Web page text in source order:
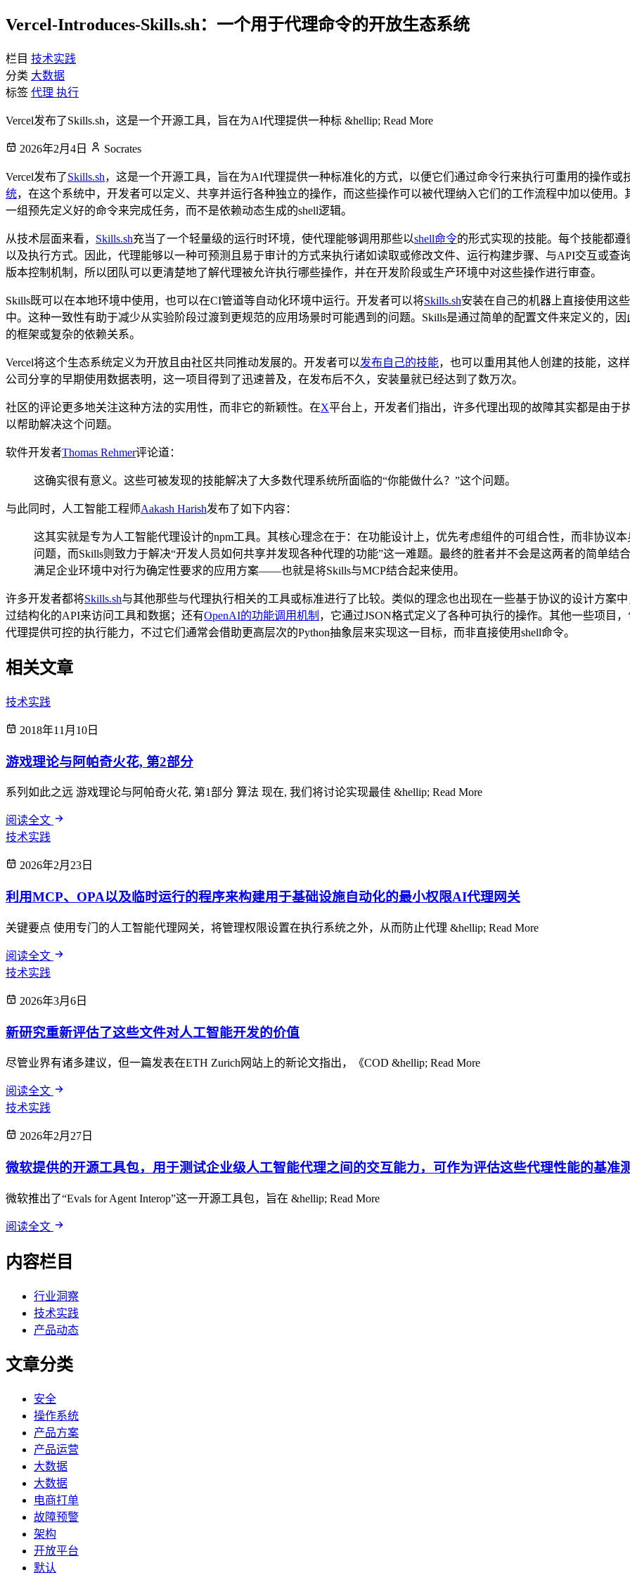
Vercel-Introduces-Skills.sh：一个用于代理命令的开放生态系统
栏目 技术实践
分类 大数据
标签 代理 执行
Vercel发布了Skills.sh，这是一个开源工具，旨在为AI代理提供一种标 &hellip; Read More
2026年2月4日 Socrates
Vercel发布了Skills.sh，这是一个开源工具，旨在为AI代理提供一种标准化的方式，以便它们通过命令行来执行可重用的操作或
统，在这个系统中，开发者可以定义、共享并运行各种独立的操作，而这些操作可以被代理纳入它们的工作流程中加以使用
一组预先定义好的命令来完成任务，而不是依赖动态生成的shell逻辑。
从技术层面来看， Skills.sh充当了一个轻量级的运行时环境，使代理能够调用那些以shell命令的形式实现的技能。每个技能都
以及执行方式。因此，代理能够以一种可预测且易于审计的方式来执行诸如读取或修改文件、运行构建步骤、与API交互或查
版本控制机制，所以团队可以更清楚地了解代理被允许执行哪些操作，并在开发阶段或生产环境中对这些操作进行审查。
Skills既可以在本地环境中使用，也可以在CI管道等自动化环境中运行。开发者可以将Skills.sh安装在自己的机器上直接使用这
中。这种一致性有助于减少从实验阶段过渡到更规范的应用场景时可能遇到的问题。Skills是通过简单的配置文件来定义的，
的框架或复杂的依赖关系。
Vercel将这个生态系统定义为开放且由社区共同推动发展的。开发者可以发布自己的技能，也可以重用其他人创建的技能，这
公司分享的早期使用数据表明，这一项目得到了迅速普及，在发布后不久，安装量就已经达到了数万次。
社区的评论更多地关注这种方法的实用性，而非它的新颖性。在X平台上，开发者们指出，许多代理出现的故障其实都是由于
以帮助解决这个问题。
软件开发者Thomas Rehmer评论道：
这确实很有意义。这些可被发现的技能解决了大多数代理系统所面临的“你能做什么？”这个问题。
与此同时，人工智能工程师Aakash Harish发布了如下内容：
这其实就是专为人工智能代理设计的npm工具。其核心理念在于：在功能设计上，优先考虑组件的可组合性，而非协议
问题，而Skills则致力于解决“开发人员如何共享并发现各种代理的功能”这一难题。最终的胜者并不会是这两者的简单结
满足企业环境中对行为确定性要求的应用方案——也就是将Skills与MCP结合起来使用。
许多开发者都将Skills.sh与其他那些与代理执行相关的工具或标准进行了比较。类似的理念也出现在一些基于协议的设计方案中
过结构化的API来访问工具和数据；还有OpenAI的功能调用机制 ，它通过JSON格式定义了各种可执行的操作。其他一些项目
代理提供可控的执行能力，不过它们通常会借助更高层次的Python抽象层来实现这一目标，而非直接使用shell命令。
相关文章
技术实践
2018年11月10日
游戏理论与阿帕奇火花, 第2部分
系列如此之远 游戏理论与阿帕奇火花, 第1部分 算法 现在, 我们将讨论实现最佳 &hellip; Read More
阅读全文
技术实践
2026年2月23日
利用MCP、OPA以及临时运行的程序来构建用于基础设施自动化的最小权限AI代理网关
关键要点 使用专门的人工智能代理网关，将管理权限设置在执行系统之外，从而防止代理 &hellip; Read More
阅读全文
技术实践
2026年3月6日
新研究重新评估了这些文件对人工智能开发的价值
尽管业界有诸多建议，但一篇发表在ETH Zurich网站上的新论文指出，《COD &hellip; Read More
阅读全文
技术实践
2026年2月27日
微软提供的开源工具包，用于测试企业级人工智能代理之间的交互能力，可作为评估这些代理性能的基准
微软推出了“Evals for Agent Interop”这一开源工具包，旨在 &hellip; Read More
阅读全文
内容栏目
行业洞察
技术实践
产品动态
文章分类
安全
操作系统
产品方案
产品运营
大数据
大数据
电商打单
故障预警
架构
开放平台
默认